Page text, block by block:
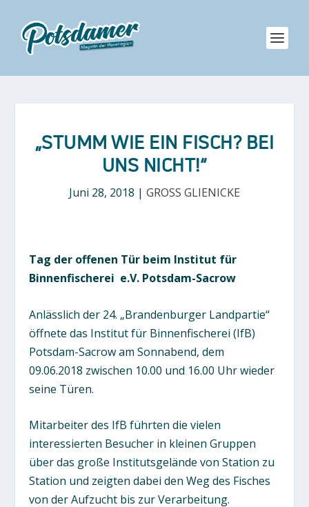
„STUMM WIE EIN FISCH? BEI
UNS NICHT!“
Juni 28, 2018 | GROSS GLIENICKE
Tag der offenen Tür beim Institut für
Binnenfischerei e.V. Potsdam-Sacrow
Anlässlich der 24. „Brandenburger Landpartie“
öffnete das Institut für Binnenfischerei (IfB)
Potsdam-Sacrow am Sonnabend, dem
09.06.2018 zwischen 10.00 und 16.00 Uhr wieder
seine Türen.
Mitarbeiter des IfB führten die vielen
interessierten Besucher in kleinen Gruppen
über das große Institutsgelände von Station zu
Station und zeigten dabei den Weg des Fisches
von der Aufzucht bis zur Verarbeitung.